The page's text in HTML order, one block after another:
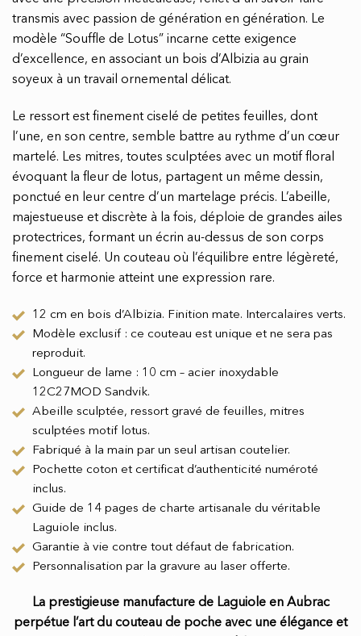
transmis avec passion de génération en génération. Le
modèle “Souffle de Lotus” incarne cette exigence
d’excellence, en associant un bois d’Albizia au grain
soyeux à un travail ornemental délicat.
Le ressort est finement ciselé de petites feuilles, dont
l’une, en son centre, semble battre au rythme d’un cœur
martelé. Les mitres, toutes sculptées avec un motif floral
évoquant la fleur de lotus, partagent un même dessin,
ponctué en leur centre d’un martelage précis. L’abeille,
majestueuse et discrète à la fois, déploie de grandes ailes
protectrices, formant un écrin au-dessus de son corps
finement ciselé. Un couteau où l’équilibre entre légèreté,
force et harmonie atteint une expression rare.
12 cm en bois d’Albizia. Finition mate. Intercalaires verts.
Modèle exclusif : ce couteau est unique et ne sera pas
reproduit.
Longueur de lame : 10 cm – acier inoxydable
12C27MOD Sandvik.
Abeille sculptée, ressort gravé de feuilles, mitres
sculptées motif lotus.
Fabriqué à la main par un seul artisan coutelier.
Pochette coton et certificat d’authenticité numéroté
inclus.
Guide de 14 pages de charte artisanale du véritable
Laguiole inclus.
Garantie à vie contre tout défaut de fabrication.
Personnalisation par la gravure au laser offerte.
La prestigieuse manufacture de Laguiole en Aubrac
perpétue l’art du couteau de poche avec une élégance et